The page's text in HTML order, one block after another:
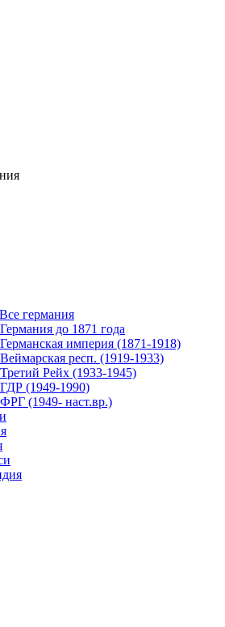
Все германия
Германия до 1871 года
Германская империя (1871-1918)
Веймарская респ. (1919-1933)
Третий Рейх (1933-1945)
ГДР (1949-1990)
ФРГ (1949- наст.вр.)